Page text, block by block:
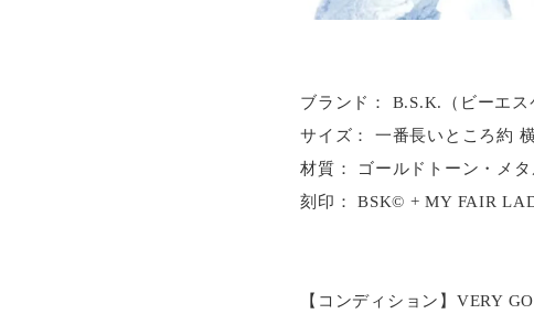
ブランド： B.S.K.（ビーエス
サイズ： 一番長いところ約
材質： ゴールドトーン・メ
刻印： BSK© + MY FAIR
【コンディション】VERY